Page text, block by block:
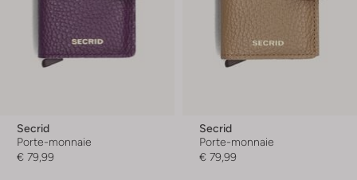
Secrid
Porte-monnaie
€ 79,99
Secrid
Porte-monnaie
€ 79,99